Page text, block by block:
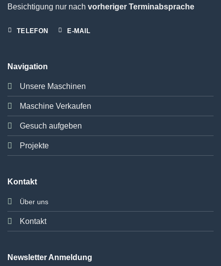
Besichtigung nur nach vorheriger Terminabsprache
TELEFON E-MAIL
Navigation
Unsere Maschinen
Maschine Verkaufen
Gesuch aufgeben
Projekte
Kontakt
Über uns
Kontakt
Newsletter Anmeldung